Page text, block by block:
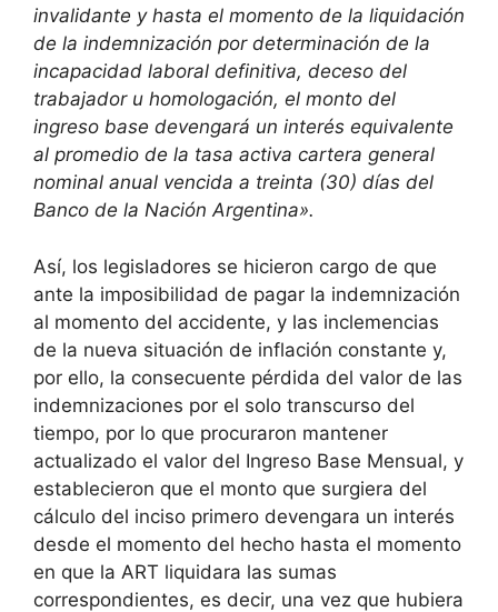
invalidante y hasta el momento de la liquidación
de la indemnización por determinación de la
incapacidad laboral definitiva, deceso del
trabajador u homologación, el monto del
ingreso base devengará un interés equivalente
al promedio de la tasa activa cartera general
nominal anual vencida a treinta (30) días del
Banco de la Nación Argentina».
Así, los legisladores se hicieron cargo de que
ante la imposibilidad de pagar la indemnización
al momento del accidente, y las inclemencias
de la nueva situación de inflación constante y,
por ello, la consecuente pérdida del valor de las
indemnizaciones por el solo transcurso del
tiempo, por lo que procuraron mantener
actualizado el valor del Ingreso Base Mensual, y
establecieron que el monto que surgiera del
cálculo del inciso primero devengara un interés
desde el momento del hecho hasta el momento
en que la ART liquidara las sumas
correspondientes, es decir, una vez que hubiera